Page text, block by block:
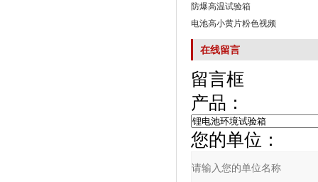
防爆高温试验箱
电池高小黄片粉色视频
在线留言
留言框
产品：
您的单位：